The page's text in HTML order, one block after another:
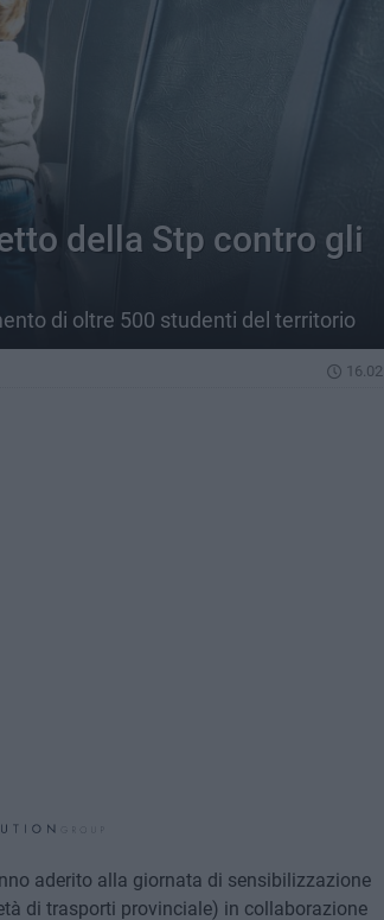
della Stp contro gli
di oltre 500 studenti del territorio
16.02
aderito alla giornata di sensibilizzazione
di trasporti provinciale) in collaborazione